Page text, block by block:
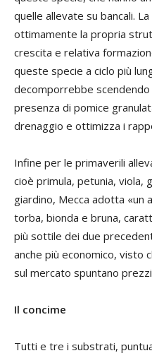
quelle allevate su bancali.
ottimamente la propria
crescita e relativa
queste specie a ciclo più
decomporrebbe
presenza di pomice
drenaggio e ottimizza i
Infine per le primaverili
cioè primula, petunia, viola,
giardino, Mecca adotta «un
torba, bionda e bruna,
più sottile dei due
anche più economico, visto
sul mercato spuntano
Il concime
Tutti e tre i substrati,